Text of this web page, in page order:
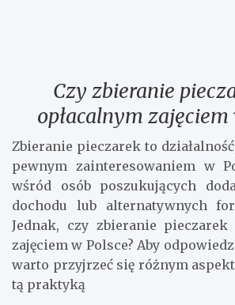
Czy zbieranie
opłacalnym zajęciem
Zbieranie pieczarek to
pewnym zainteresowaniem w
wśród osób poszukujących
dochodu lub alternatywnych
Jednak, czy zbieranie pieczarek
zajęciem w Polsce? Aby
warto przyjrzeć się różnym